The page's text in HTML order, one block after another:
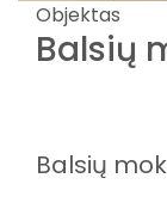
Objektas
Balsių
Balsių